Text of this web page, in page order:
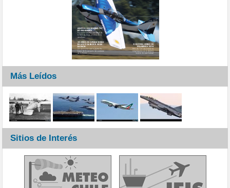
Más Leídos
Sitios de Interés